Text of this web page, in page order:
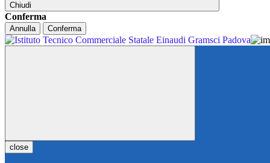
Chiudi
Conferma
Annulla Conferma
close